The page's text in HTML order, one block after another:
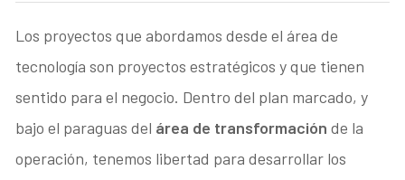
Los proyectos que abordamos desde el área de
tecnología son proyectos estratégicos y que tienen
sentido para el negocio. Dentro del plan marcado, y
bajo el paraguas del área de transformación de la
operación, tenemos libertad para desarrollar los